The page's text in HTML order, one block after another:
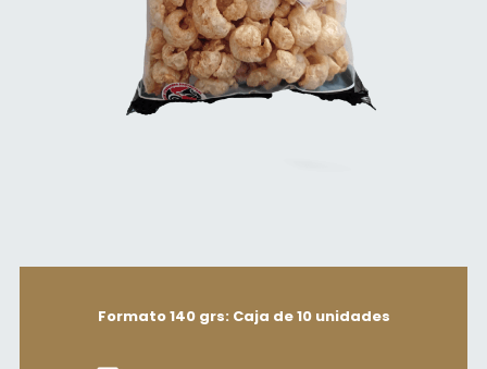
Formato 140 grs: Caja de 10 unidades